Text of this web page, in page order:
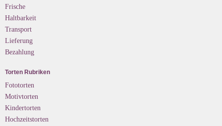
Frische
Haltbarkeit
Transport
Lieferung
Bezahlung
Torten Rubriken
Fototorten
Motivtorten
Kindertorten
Hochzeitstorten